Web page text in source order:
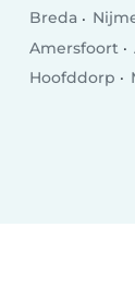
Breda
Amersfoort
Hoofddorp